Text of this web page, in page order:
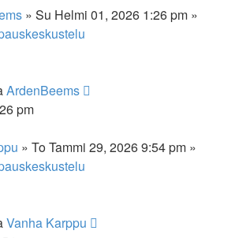
» Su Helmi 01, 2026 1:26 pm »
ArdenBeems
pm
» To Tammi 29, 2026 9:54 pm »
Vanha Karppu